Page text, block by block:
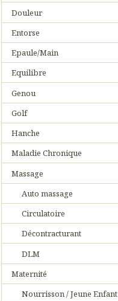
Douleur
Entorse
Epaule/Main
Equilibre
Genou
Golf
Hanche
Maladie Chronique
Massage
Auto massage
Circulatoire
Décontracturant
DLM
Maternité
Nourrisson / Jeune Enfant